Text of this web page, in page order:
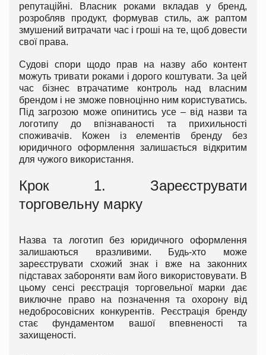
репутаційні. Власник роками вкладав у бренд,
розробляв продукт, формував стиль, аж раптом
змушений витрачати час і гроші на те, щоб довести
свої права.
Судові спори щодо прав на назву або контент
можуть тривати роками і дорого коштувати. За цей
час бізнес втрачатиме контроль над власним
брендом і не зможе повноцінно ним користуватись.
Під загрозою може опинитись усе – від назви та
логотипу до впізнаваності та прихильності
споживачів. Кожен із елементів бренду без
юридичного оформлення залишається відкритим
для чужого використання.
Крок 1. Зареєструвати
торговельну марку
Назва та логотип без юридичного оформлення
залишаються вразливими. Будь-хто може
зареєструвати схожий знак і вже на законних
підставах забороняти вам його використовувати. В
цьому сенсі реєстрація торговельної марки дає
виключне право на позначення та охорону від
недобросовісних конкурентів. Реєстрація бренду
стає фундаментом вашої впевненості та
захищеності.